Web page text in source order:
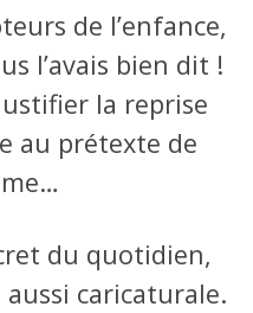
de l’enfance,
l’avais bien dit !
la reprise
au prétexte de
du quotidien,
caricaturale.